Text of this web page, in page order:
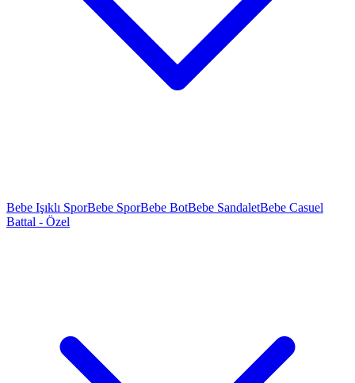
Bebe Işıklı SporBebe SporBebe BotBebe SandaletBebe Casuel
Battal - Özel